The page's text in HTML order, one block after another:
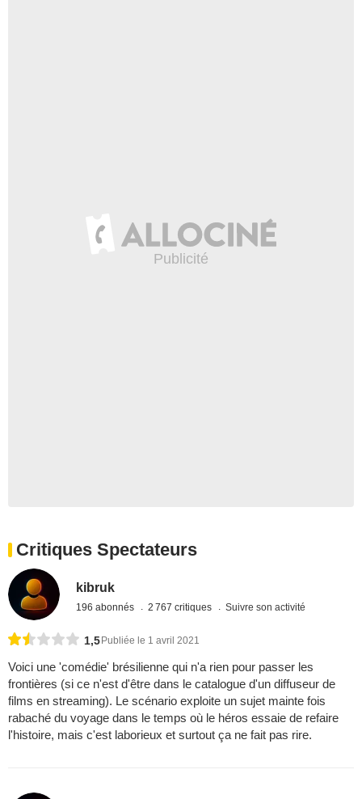
Critiques Spectateurs
kibruk
196 abonnés 2 767 critiques Suivre son activité
1,5 Publiée le 1 avril 2021
Voici une 'comédie' brésilienne qui n'a rien pour passer les
frontières (si ce n'est d'être dans le catalogue d'un diffuseur de
films en streaming). Le scénario exploite un sujet mainte fois
rabaché du voyage dans le temps où le héros essaie de refaire
l'histoire, mais c'est laborieux et surtout ça ne fait pas rire.